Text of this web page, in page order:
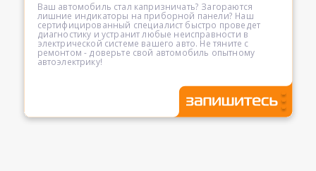
Ваш автомобиль стал капризничать? Загораются
лишние индикаторы на приборной панели? Наш
сертифицированный специалист быстро проведет
диагностику и устранит любые неисправности в
электрической системе вашего авто. Не тяните с
ремонтом - доверьте свой автомобиль опытному
автоэлектрику!